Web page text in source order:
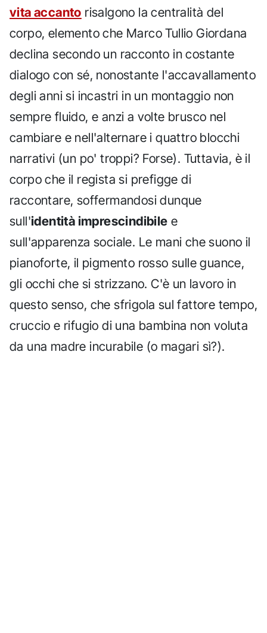
vita accanto risalgono la centralità del
corpo, elemento che Marco Tullio Giordana
declina secondo un racconto in costante
dialogo con sé, nonostante l'accavallamento
degli anni si incastri in un montaggio non
sempre fluido, e anzi a volte brusco nel
cambiare e nell'alternare i quattro blocchi
narrativi (un po' troppi? Forse). Tuttavia, è il
corpo che il regista si prefigge di
raccontare, soffermandosi dunque
sull'identità imprescindibile e
sull'apparenza sociale. Le mani che suono il
pianoforte, il pigmento rosso sulle guance,
gli occhi che si strizzano. C'è un lavoro in
questo senso, che sfrigola sul fattore tempo,
cruccio e rifugio di una bambina non voluta
da una madre incurabile (o magari sì?).